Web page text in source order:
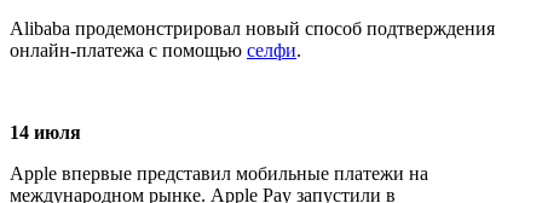
Alibaba продемонстрировал новый способ подтверждения
онлайн-платежа с помощью селфи.
14 июля
Apple впервые представил мобильные платежи на
международном рынке. Apple Pay запустили в